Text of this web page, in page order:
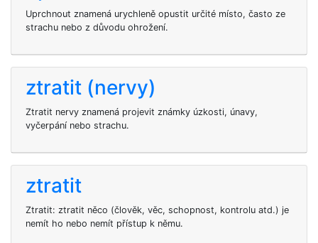
Uprchnout znamená urychleně opustit určité místo, často ze
strachu nebo z důvodu ohrožení.
ztratit (nervy)
Ztratit nervy znamená projevit známky úzkosti, únavy,
vyčerpání nebo strachu.
ztratit
Ztratit: ztratit něco (člověk, věc, schopnost, kontrolu atd.) je
nemít ho nebo nemít přístup k němu.